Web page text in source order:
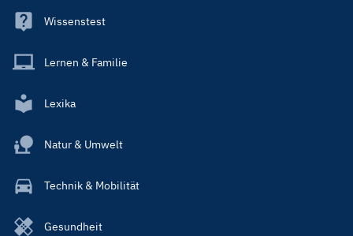
Wissenstest
Lernen & Familie
Lexika
Natur & Umwelt
Technik & Mobilität
Gesundheit